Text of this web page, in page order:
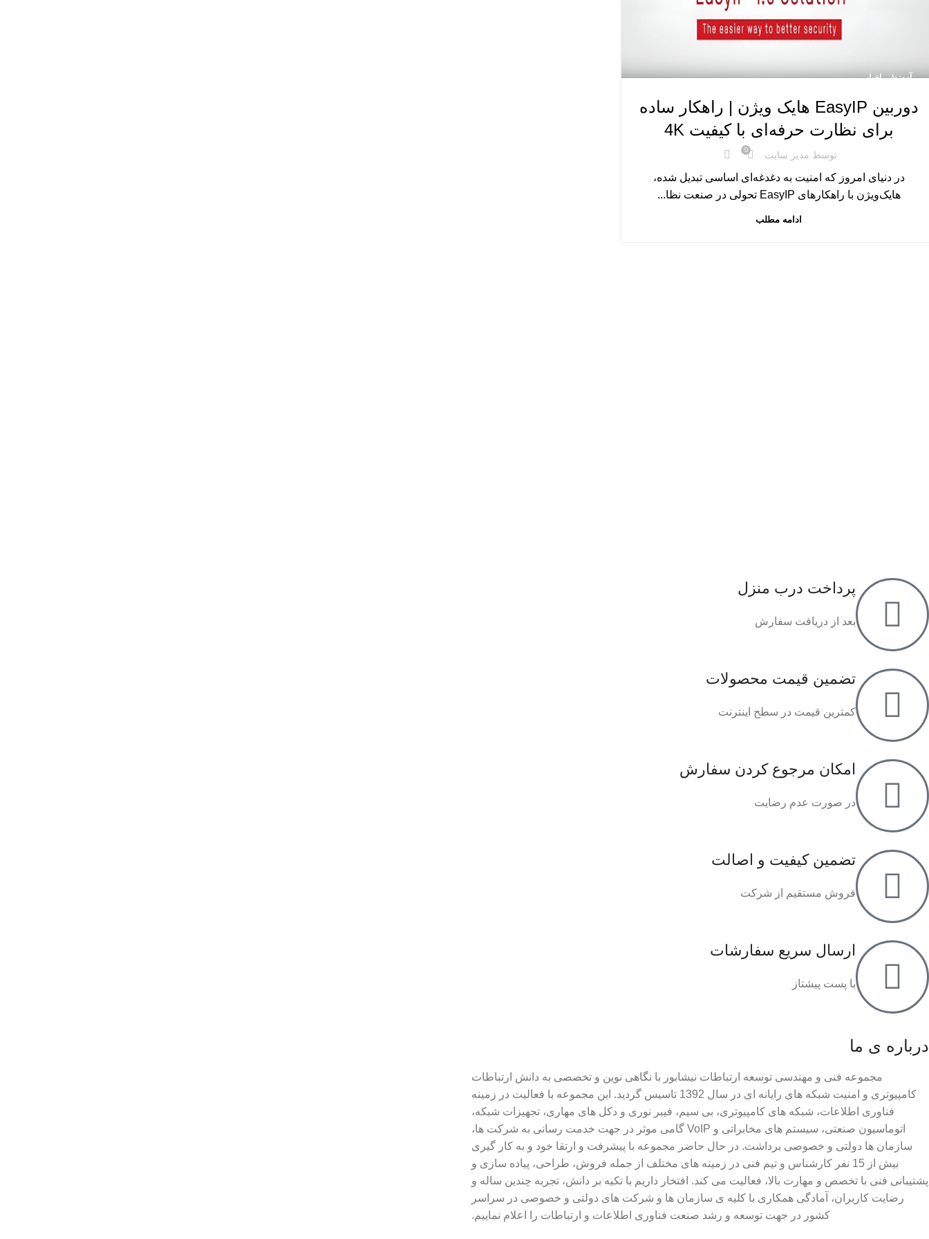
آموزش,اخبار
دوربین EasyIP هایک ویژن | راهکار ساده
برای نظارت حرفه‌ای با کیفیت 4K
توسط مدیر سایت 0
در دنیای امروز که امنیت به دغدغه‌ای اساسی تبدیل شده،
هایک‌ویژن با راهکارهای EasyIP تحولی در صنعت نظا...
ادامه مطلب
پرداخت درب منزل
بعد از دریافت سفارش
تضمین قیمت محصولات
کمترین قیمت در سطح اینترنت
امکان مرجوع کردن سفارش
در صورت عدم رضایت
تضمین کیفیت و اصالت
فروش مستقیم از شرکت
ارسال سریع سفارشات
با پست پیشتاز
درباره ی ما
مجموعه فنی و مهندسی توسعه ارتباطات نیشابور با نگاهی نوین و تخصصی به دانش ارتباطات
کامپیوتری و امنیت شبکه های رایانه ای در سال 1392 تاسیس گردید. این مجموعه با فعالیت در زمینه
فناوری اطلاعات، شبکه های کامپیوتری، بی سیم، فیبر نوری و دکل های مهاری، تجهیزات شبکه،
اتوماسیون صنعتی، سیستم های مخابراتی و VoIP گامی موثر در جهت خدمت رسانی به شرکت ها،
سازمان ها دولتی و خصوصی برداشت. در حال حاضر مجموعه با پیشرفت و ارتقا خود و به کار گیری
بیش از 15 نفر کارشناس و تیم فنی در زمینه های مختلف از جمله فروش، طراحی، پیاده سازی و
پشتیبانی فنی با تخصص و مهارت بالا، فعالیت می کند. افتخار داریم با تکیه بر دانش، تجربه چندین ساله و
رضایت کاربران، آمادگی همکاری با کلیه ی سازمان ها و شرکت های دولتی و خصوصی در سراسر
کشور در جهت توسعه و رشد صنعت فناوری اطلاعات و ارتباطات را اعلام نماییم.